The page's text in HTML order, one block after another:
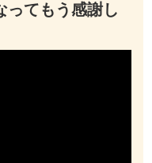
ってもう感謝し